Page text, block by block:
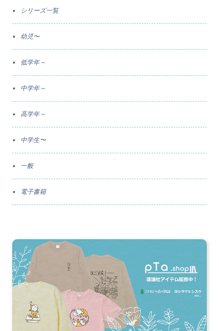
シリーズ一覧
幼児〜
低学年～
中学年～
高学年～
中学生〜
一般
電子書籍